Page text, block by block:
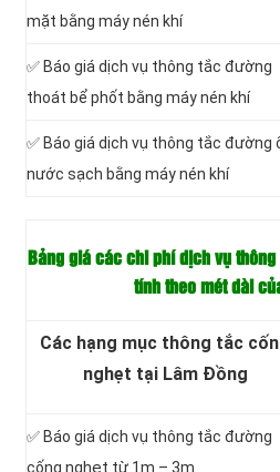
mặt bằng máy nén khí
✅ Báo giá dịch vụ thông tắc đường
thoát bể phốt bằng máy nén khí
✅ Báo giá dịch vụ thông tắc đường
nước sạch bằng máy nén khí
Bảng giá các chi phí dịch vụ
tính theo mét dài
Các hạng mục thông tắc
nghẹt tại Lâm Đồng
✅ Báo giá dịch vụ thông tắc đường
cống nghẹt từ 1m – 3m.